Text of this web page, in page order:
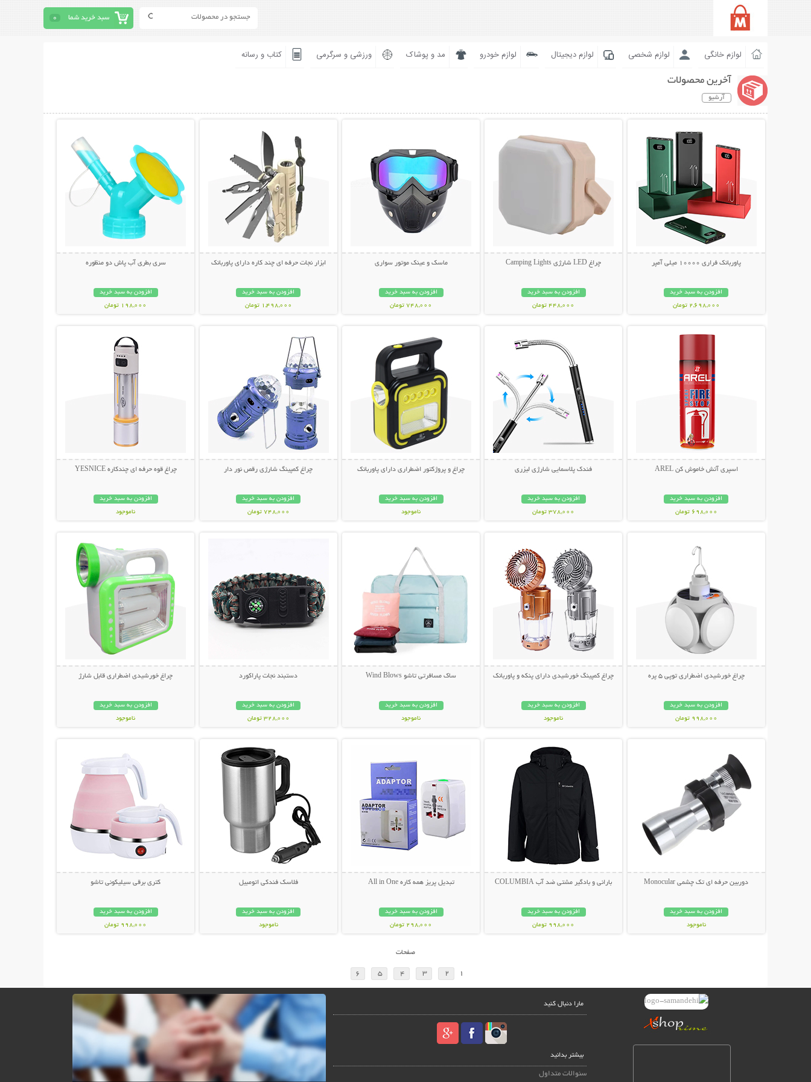
سبد خرید شما 0
لوازم خانگی لوازم شخصی لوازم دیجیتال لوازم خودرو مد و پوشاک ورزشی و سرگرمی کتاب و رسانه
آخرین محصولات
آرشیو
پاوربانک فراری 10000 میلی آمپر
افزودن به سبد خرید
2,698,000 تومان
چراغ LED شارژی Camping Lights
افزودن به سبد خرید
448,000 تومان
ماسک و عینک موتور سواری
افزودن به سبد خرید
748,000 تومان
ابزار نجات حرفه ای چند کاره دارای پاوربانک
افزودن به سبد خرید
1,498,000 تومان
سری بطری آب پاش دو منظوره
افزودن به سبد خرید
198,000 تومان
اسپری آتش خاموش کن AREL
افزودن به سبد خرید
698,000 تومان
فندک پلاسمایی شارژی لیزری
افزودن به سبد خرید
378,000 تومان
چراغ و پروژکتور اضطراری دارای پاوربانک
افزودن به سبد خرید
ناموجود
چراغ کمپینگ شارژی رقص نور دار
افزودن به سبد خرید
748,000 تومان
چراغ قوه حرفه ای چندکاره YESNICE
افزودن به سبد خرید
ناموجود
چراغ خورشیدی اضطراری توپی 5 پره
افزودن به سبد خرید
998,000 تومان
چراغ کمپینگ خورشیدی دارای پنکه و پاوربانک
افزودن به سبد خرید
ناموجود
ساک مسافرتی تاشو Wind Blows
افزودن به سبد خرید
ناموجود
دستبند نجات پاراکورد
افزودن به سبد خرید
328,000 تومان
چراغ خورشیدی اضطراری قابل شارژ
افزودن به سبد خرید
ناموجود
دوربین حرفه ای تک چشمی Monocular
افزودن به سبد خرید
ناموجود
بارانی و بادگیر مشتی ضد آب COLUMBIA
افزودن به سبد خرید
998,000 تومان
تبدیل پریز همه کاره All in One
افزودن به سبد خرید
298,000 تومان
فلاسک فندکی اتومبیل
افزودن به سبد خرید
ناموجود
کتری برقی سیلیکونی تاشو
افزودن به سبد خرید
998,000 تومان
صفحات
1
2
3
4
5
6
مارا دنبال کنید
بیشتر بدانید
سئوالات متداول